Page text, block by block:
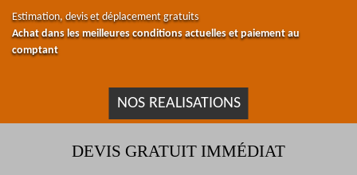
Estimation, devis et déplacement gratuits
Achat dans les meilleures conditions actuelles et paiement au
comptant
NOS REALISATIONS
DEVIS GRATUIT IMMÉDIAT